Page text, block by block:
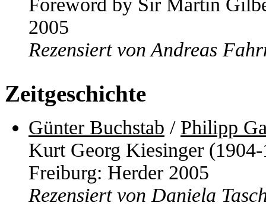
Foreword by Sir Martin
2005
Rezensiert von Andreas
Zeitgeschichte
Günter Buchstab / Philipp
Kurt Georg Kiesinger
Freiburg: Herder 2005
Rezensiert von Daniela